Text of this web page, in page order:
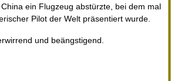
ein Flugzeug abstürzte, bei dem mal
Pilot der Welt präsentiert wurde.
und beängstigend.